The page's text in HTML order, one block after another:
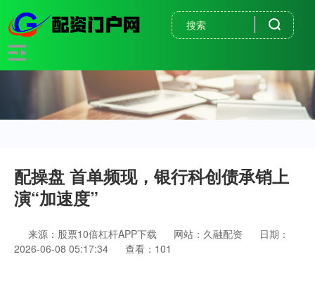
配操盘 首单频现，银行科创债承销上
演“加速度”
来源：股票10倍杠杆APP下载 网站：久融配资
日期：
2026-06-08 05:17:34
查看：101